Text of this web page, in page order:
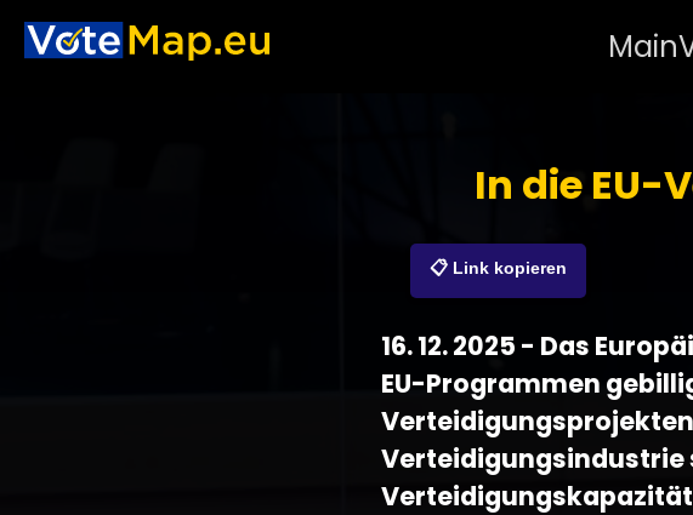
Main
In die EU-
📋 Link kopieren
16. 12. 2025 - Das
EU-Programmen
Verteidigungsprojekten
Verteidigungsindustrie